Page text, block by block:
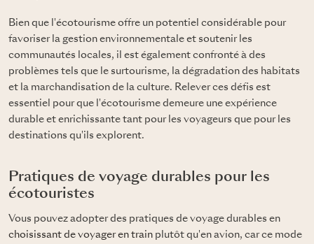
Bien que l'écotourisme offre un potentiel considérable pour
favoriser la gestion environnementale et soutenir les
communautés locales, il est également confronté à des
problèmes tels que le surtourisme, la dégradation des habitats
et la marchandisation de la culture. Relever ces défis est
essentiel pour que l'écotourisme demeure une expérience
durable et enrichissante tant pour les voyageurs que pour les
destinations qu'ils explorent.
Pratiques de voyage durables pour les
écotouristes
Vous pouvez adopter des pratiques de voyage durables en
choisissant de voyager en train plutôt qu'en avion, car ce mode